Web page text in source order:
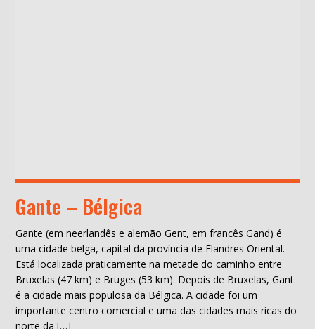
Gante – Bélgica
Gante (em neerlandês e alemão Gent, em francês Gand) é
uma cidade belga, capital da província de Flandres Oriental.
Está localizada praticamente na metade do caminho entre
Bruxelas (47 km) e Bruges (53 km). Depois de Bruxelas, Gant
é a cidade mais populosa da Bélgica. A cidade foi um
importante centro comercial e uma das cidades mais ricas do
norte da […]